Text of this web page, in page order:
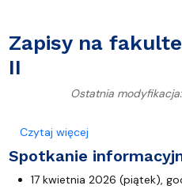
Zapisy na
II
Ostatnia
Czytaj więcejo Zapisy na
Spotkanie
17 kwietnia 2026 (piątek),